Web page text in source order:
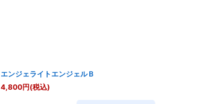
エンジェライトエンジェルＢ
4,800円(税込)